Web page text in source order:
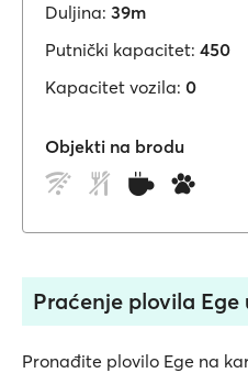
Duljina: 39m
Putnički kapacitet: 450
Kapacitet vozila: 0
Objekti na brodu
Praćenje plovila Ege
Pronađite plovilo Ege na